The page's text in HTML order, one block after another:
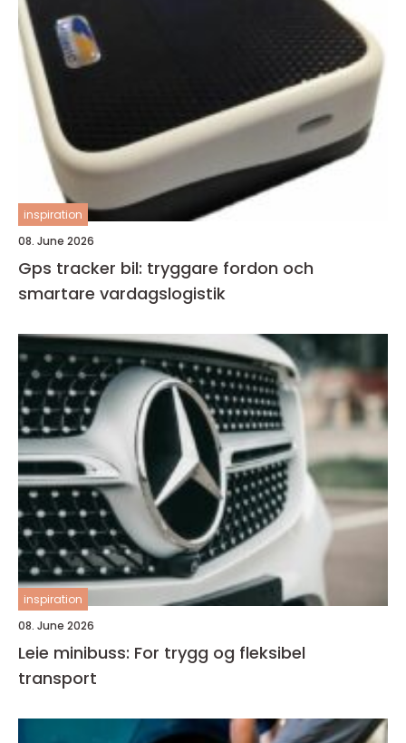
inspiration
08. June 2026
Gps tracker bil: tryggare fordon och
smartare vardagslogistik
inspiration
08. June 2026
Leie minibuss: For trygg og fleksibel
transport